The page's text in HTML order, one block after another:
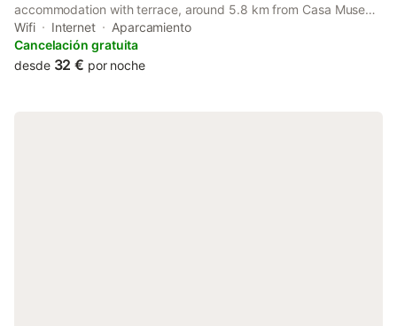
accommodation with terrace, around 5.8 km from Casa Museo
Unamuno Fuerteventura. There is an on-site restaurant, plus
free private parking and free WiFi are available.
Wifi Internet
Aparcamiento
Cancelación gratuita
desde 32 € por noche